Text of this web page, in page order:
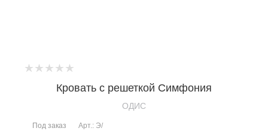
Кровать с решеткой Симфония
OДИС
Под заказ Арт.: Э/